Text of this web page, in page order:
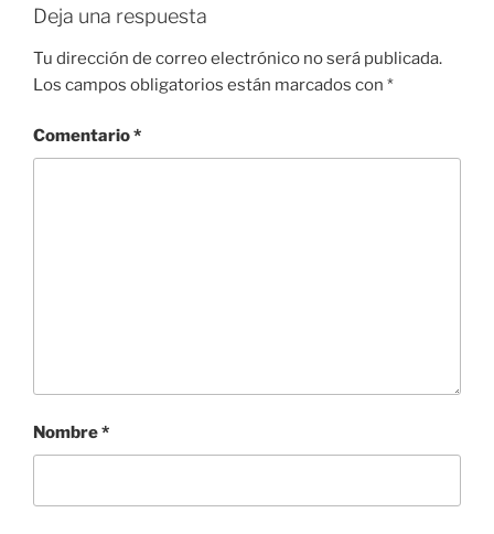
Deja una respuesta
Tu dirección de correo electrónico no será publicada.
Los campos obligatorios están marcados con *
Comentario*
Nombre*